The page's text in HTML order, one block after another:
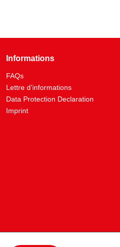
Informations
FAQs
Lettre d’informations
Data Protection Declaration
Imprint